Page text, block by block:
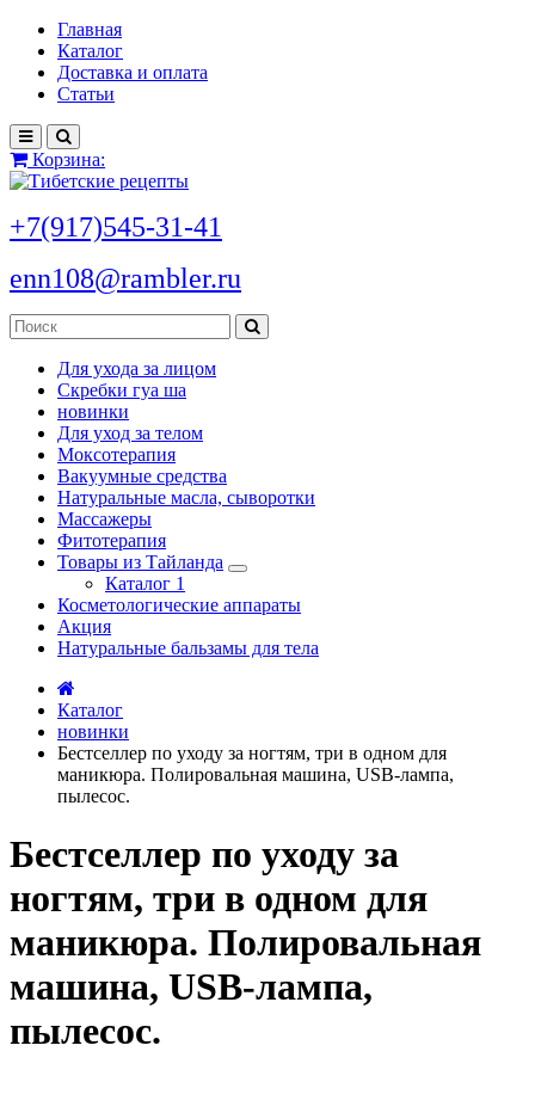
Главная
Каталог
Доставка и оплата
Статьи
Корзина:
+7(917)545-31-41
enn108@rambler.ru
Для ухода за лицом
Скребки гуа ша
новинки
Для уход за телом
Моксотерапия
Вакуумные средства
Натуральные масла, сыворотки
Массажеры
Фитотерапия
Товары из Тайланда
Каталог 1
Косметологические аппараты
Акция
Натуральные бальзамы для тела
Каталог
новинки
Бестселлер по уходу за ногтям, три в одном для
маникюра. Полировальная машина, USB-лампа,
пылесос.
Бестселлер по уходу за
ногтям, три в одном для
маникюра. Полировальная
машина, USB-лампа,
пылесос.